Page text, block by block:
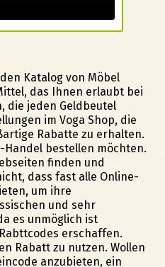
Katalog von Möbel
das Ihnen erlaubt bei
die jeden Geldbeutel
im Voga Shop, die
Rabatte zu erhalten.
Handel bestellen möchten.
finden und
dass fast alle Online-
um ihre
und sehr
es unmöglich ist
erschaffen.
Rabatt zu nutzen. Wollen
anzubieten, ein